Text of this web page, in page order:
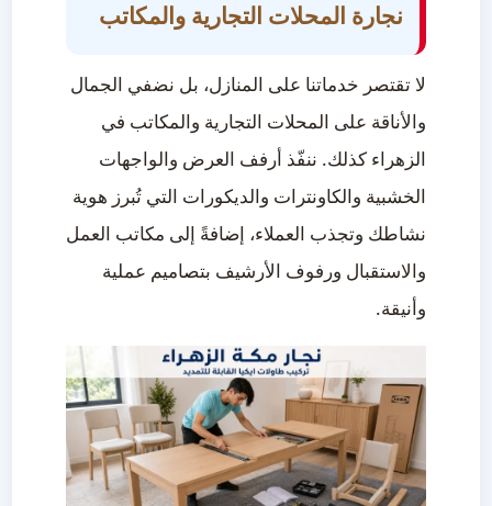
نجارة المحلات التجارية والمكاتب
لا تقتصر خدماتنا على المنازل، بل نضفي الجمال
والأناقة على المحلات التجارية والمكاتب في
الزهراء كذلك. ننفّذ أرفف العرض والواجهات
الخشبية والكاونترات والديكورات التي تُبرز هوية
نشاطك وتجذب العملاء، إضافةً إلى مكاتب العمل
والاستقبال ورفوف الأرشيف بتصاميم عملية
وأنيقة.